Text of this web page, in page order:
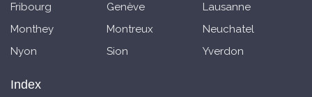
Fribourg Genève
Lausanne
Monthey
Montreux
Neuchatel
Nyon
Sion Yverdon
Index